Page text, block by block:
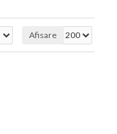
Afisare